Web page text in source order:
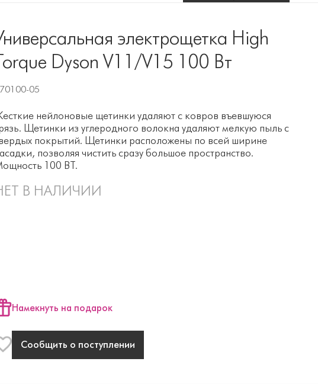
электрощетка High
Dyson V11/V15 100 Вт
05
нейлоновые щетинки удаляют с ковров въевшуюся
Щетинки из углеродного волокна удаляют мелкую пыль с
покрытий. Щетинки расположены по всей ширине
позволяя чистить сразу большое пространство.
100 ВТ.
В НАЛИЧИИ
Намекнуть на подарок
Сообщить о поступлении